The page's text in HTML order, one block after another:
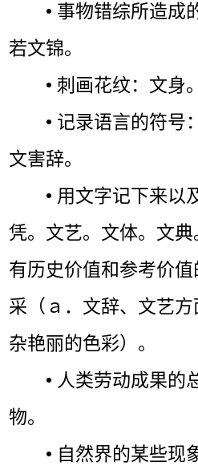
• 事物错综所造成
若文锦。
• 刺画花纹：文身。
• 记录语言的符号
文害辞。
• 用文字记下来以
凭。文艺。文体。文
有历史价值和参考价
采（ａ．文辞、文艺
杂艳丽的色彩）。
• 人类劳动成果的
物。
• 自然界的某些现